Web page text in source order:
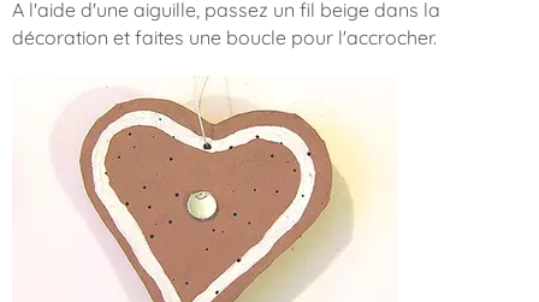
A l'aide d'une aiguille, passez un fil beige dans la
décoration et faites une boucle pour l'accrocher.